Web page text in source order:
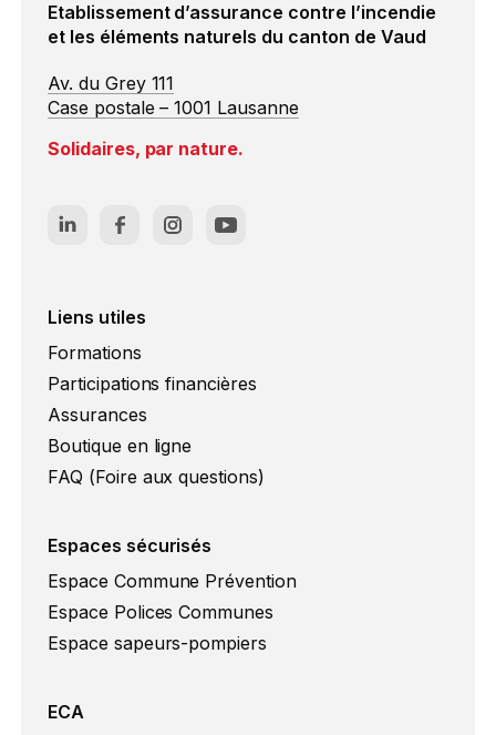
Etablissement d’assurance contre l’incendie
et les éléments naturels du canton de Vaud
Av. du Grey 111
Case postale – 1001 Lausanne
Solidaires, par nature.
Liens utiles
Formations
Participations financières
Assurances
Boutique en ligne
FAQ (Foire aux questions)
Espaces sécurisés
Espace Commune Prévention
Espace Polices Communes
Espace sapeurs-pompiers
ECA